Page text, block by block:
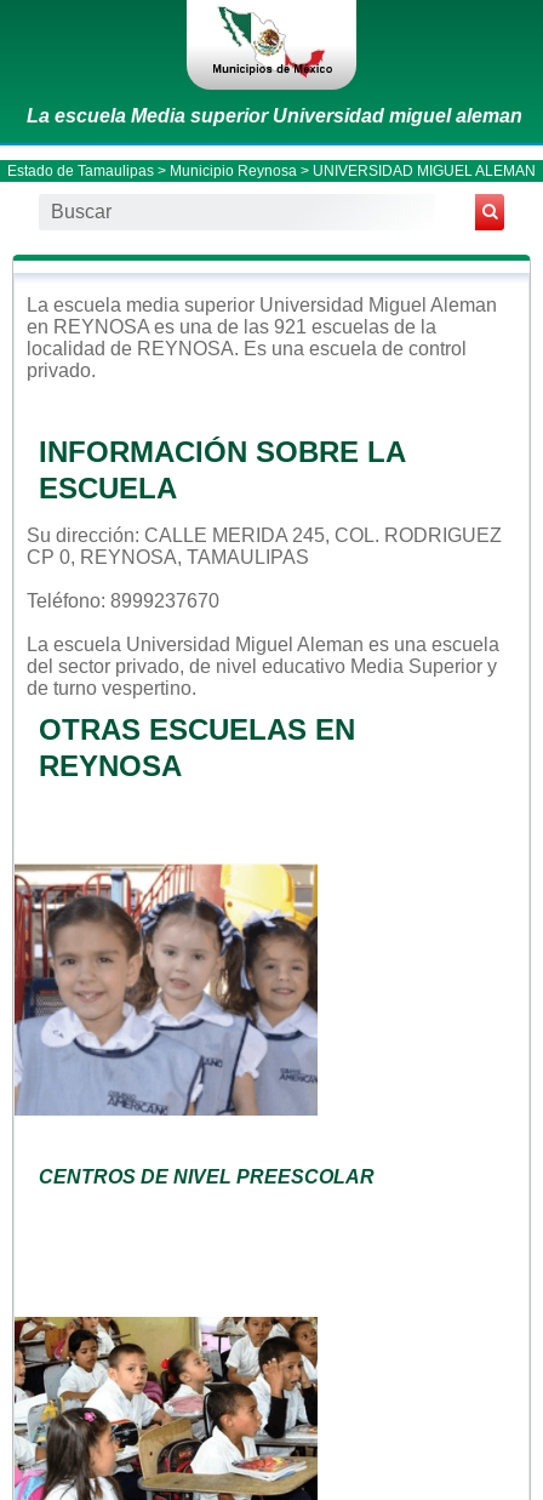
La escuela Media superior Universidad miguel aleman
Estado de Tamaulipas > Municipio Reynosa > UNIVERSIDAD MIGUEL ALEMAN
La escuela media superior Universidad Miguel Aleman
en REYNOSA es una de las 921 escuelas de la
localidad de REYNOSA. Es una escuela de control
privado.
INFORMACIÓN SOBRE LA
ESCUELA
Su dirección: CALLE MERIDA 245, COL. RODRIGUEZ
CP 0, REYNOSA, TAMAULIPAS
Teléfono: 8999237670
La escuela Universidad Miguel Aleman es una escuela
del sector privado, de nivel educativo Media Superior y
de turno vespertino.
OTRAS ESCUELAS EN
REYNOSA
CENTROS DE NIVEL PREESCOLAR